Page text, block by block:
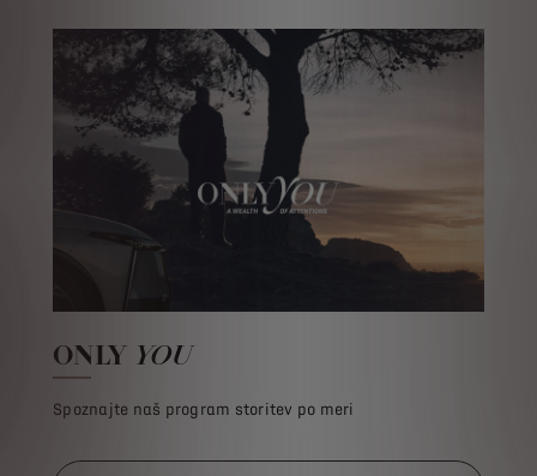
ONLY YOU
Spoznajte naš program storitev po meri